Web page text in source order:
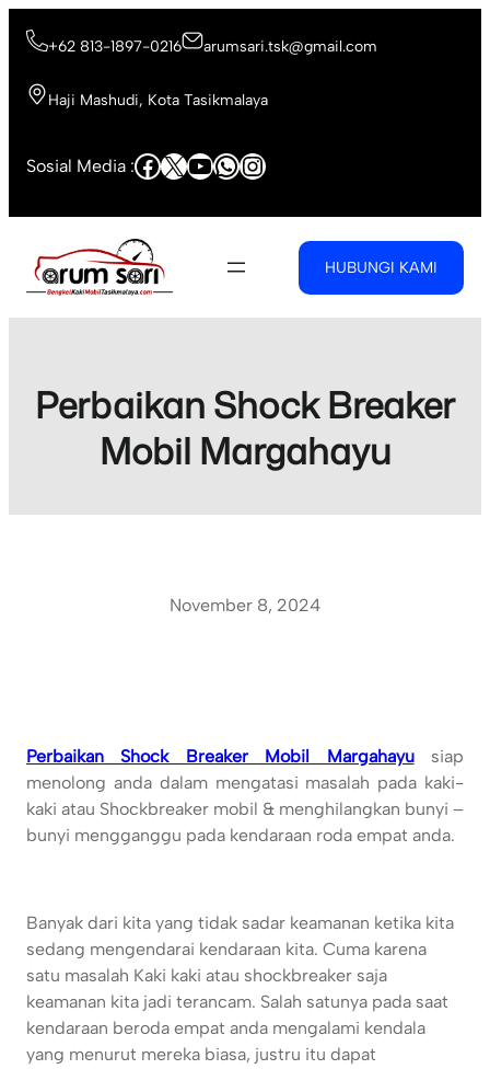
+62 813-1897-0216 arumsari.tsk@gmail.com
Haji Mashudi, Kota Tasikmalaya
Sosial Media :Facebook
X YouTube
WhatsApp
Instagram
HUBUNGI KAMI
Perbaikan Shock Breaker
Mobil Margahayu
November 8, 2024
Perbaikan Shock Breaker Mobil Margahayusiap
menolong anda dalam mengatasi masalah pada kaki-
kaki atau Shockbreaker mobil & menghilangkan bunyi –
bunyi mengganggu pada kendaraan roda empat anda.
Banyak dari kita yang tidak sadar keamanan ketika kita
sedang mengendarai kendaraan kita. Cuma karena
satu masalah Kaki kaki atau shockbreaker saja
keamanan kita jadi terancam. Salah satunya pada saat
kendaraan beroda empat anda mengalami kendala
yang menurut mereka biasa, justru itu dapat